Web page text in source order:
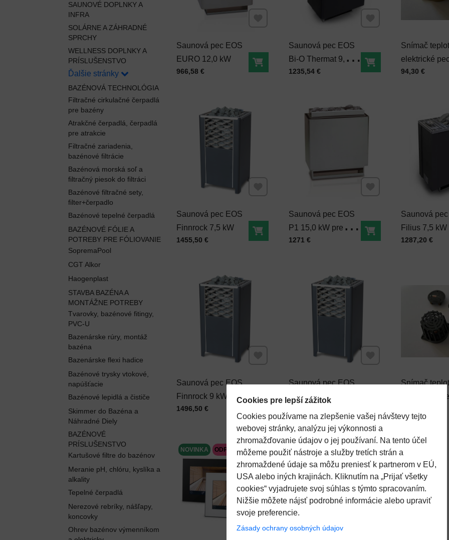
Saunová pec EOS
EURO 12,0 kW
Cena s DPH
966,58 € Do košíka
Pridať k Obľúbeným
Saunová pec EOS
Bi-O Thermat 9,0 kW
s naparovaním
Cena s DPH
1235,54 € Do košíka
Snímač
elektrické
Cena s DPH
94,30 €
Saunová pec EOS
Finnrock 7,5 kW
Cena s DPH
1455,50 € Do košíka
Pridať k Obľúbeným
Saunová pec EOS
P1 15,0 kW pre
verejné účely
Cena s DPH
1271 € Do košíka
Saunová
Filius 7,5 kW
Cena s DPH
1287,20 €
Saunová pec EOS
Finnrock 9 kW
Cena s DPH
1496,50 € Do košíka
Pridať k Obľúbeným
Saunová pec EOS
Finnrock 12 kW
Pridať k Obľúbeným
Snímač
anthracite pre
NOVINKA ODPORÚČAME
Pridať k Obľúbeným
SAUNOVÉ DOPLNKY A
INFRA
SOLÁRNE A ZÁHRADNÉ
SPRCHY
WELLNESS DOPLNKY A
PRÍSLUŠENSTVO
Ďalšie stránky
BAZÉNOVÁ TECHNOLÓGIA
Filtračné cirkulačné čerpadlá
pre bazény
Atrakčné čerpadlá, čerpadlá
pre atrakcie
Filtračné zariadenia,
bazénové filtrácie
Bazénová morská soľ a
filtračný piesok do filtráci
Bazénové filtračné sety,
filter+čerpadlo
Bazénové tepelné čerpadlá
BAZÉNOVÉ FÓLIE A
POTREBY PRE FÓLIOVANIE
SopremaPool
CGT Alkor
Haogenplast
STAVBA BAZÉNA A
MONTÁŽNE POTREBY
Tvarovky, bazénové fitingy,
PVC-U
Bazenárske rúry, montáž
bazéna
Bazenárske flexi hadice
Bazénové trysky vtokové,
napúšťacie
Bazénové lepidlá a čističe
Skimmer do Bazéna a
Náhradné Diely
BAZÉNOVÉ
PRÍSLUŠENSTVO
Kartušové filtre do bazénov
Meranie pH, chlóru, kyslíka a
alkality
Tepelné čerpadlá
Nerezové rebríky, nášľapy,
koncovky
Ohrev bazénov výmenníkom
Cookies pre lepší zážitok
Cookies používame na zlepšenie vašej návštevy tejto
webovej stránky, analýzu jej výkonnosti a
zhromažďovanie údajov o jej používaní. Na tento účel
môžeme použiť nástroje a služby tretích strán a
zhromaždené údaje sa môžu preniesť k partnerom v EÚ,
USA alebo iných krajinách. Kliknutím na „Prijať všetky
cookies“ vyjadrujete svoj súhlas s týmto spracovaním.
Nižšie môžete nájsť podrobné informácie alebo upraviť
svoje preferencie.
Zásady ochrany osobných údajov